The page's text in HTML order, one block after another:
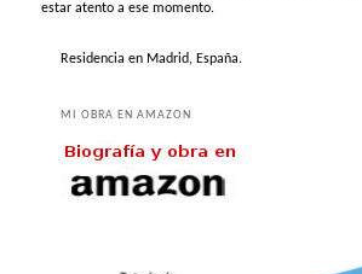
estar atento a ese momento.
Residencia en Madrid, España.
MI OBRA EN AMAZON